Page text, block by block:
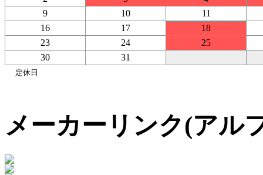
9
10
11
16
17
18
23
24
25
30
31
定休日
メーカーリンク(アル